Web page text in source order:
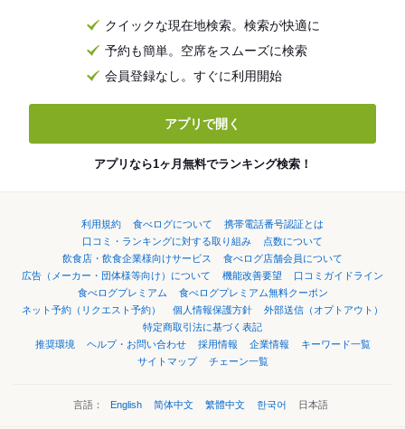
クイックな現在地検索。検索が快適に
予約も簡単。空席をスムーズに検索
会員登録なし。すぐに利用開始
アプリで開く
アプリなら1ヶ月無料でランキング検索！
利用規約 食べログについて
携帯電話番号認証とは
口コミ・ランキングに対する取り組み
点数について
飲食店・飲食企業様向けサービス
食べログ店舗会員について
広告（メーカー・団体様等向け）について
機能改善要望
口コミガイドライン
食べログプレミアム
食べログプレミアム無料クーポン
ネット予約（リクエスト予約）
個人情報保護方針
外部送信（オプトアウト）
特定商取引法に基づく表記
推奨環境
ヘルプ・お問い合わせ 採用情報 企業情報
キーワード一覧
サイトマップ
チェーン一覧
言語： English 简体中文 繁體中文 한국어 日本語